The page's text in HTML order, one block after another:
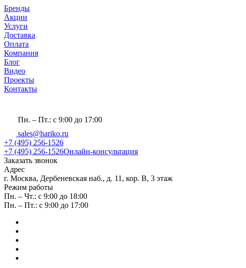
Бренды
Акции
Услуги
Доставка
Оплата
Компания
Блог
Видео
Проекты
Контакты
Пн. – Пт.: с 9:00 до 17:00
sales@hariko.ru
+7 (495) 256-1526
+7 (495) 256-1526Онлайн-консультация
Заказать звонок
Адрес
г. Москва, Дербеневская наб., д. 11, кор. В, 3 этаж
Режим работы
Пн. – Чт.: с 9:00 до 18:00
Пн. – Пт.: с 9:00 до 17:00